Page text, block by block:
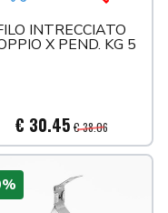
tardi
INTRECCIATO
X PEND. KG 5
€ 30.45 € 38.06